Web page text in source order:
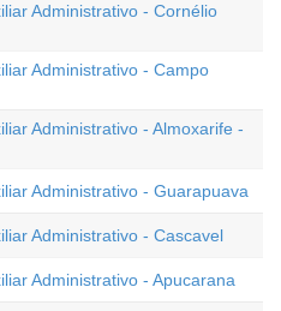
Administrativo - Cornélio
Administrativo - Campo
Administrativo - Almoxarife -
Administrativo - Guarapuava
Administrativo - Cascavel
Administrativo - Apucarana